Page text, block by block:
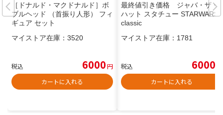
［ドナルド・マクドナルド］ボ
ブルヘッド （首振り人形） フィ
ギュア セット
マイストア在庫： 3520
税込 6000円
カートに入れる
最終値引き価格 ジャバ・ザ・
ハット スタチュー STARWARS
classic
マイストア在庫： 1781
税込 6000
カートに入れる